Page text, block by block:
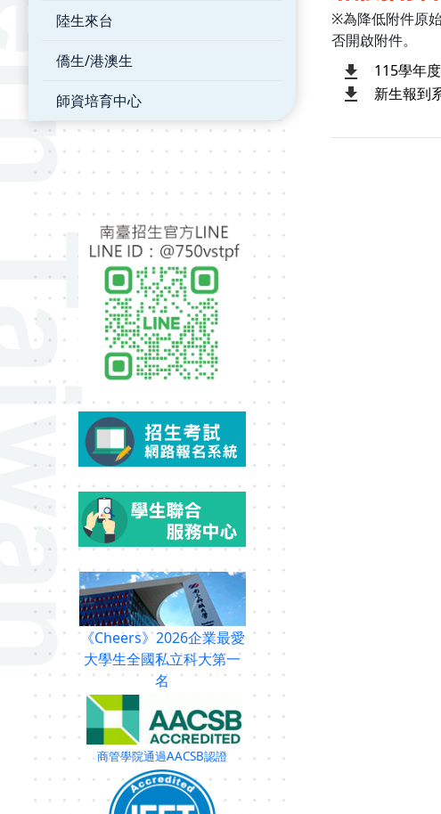
陸生來台
僑生/港澳生
師資培育中心
《Cheers》2026企業最愛
大學生全國私立科大第一
名
商管學院通過AACSB認證
※為降低附件原
否開啟附件。
115學年
新生報到